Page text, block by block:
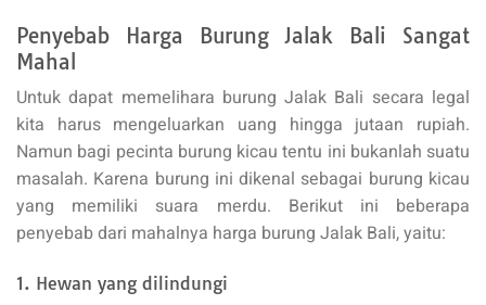
Penyebab Harga Burung Jalak Bali Sangat
Mahal
Untuk dapat memelihara burung Jalak Bali secara legal
kita harus mengeluarkan uang hingga jutaan rupiah.
Namun bagi pecinta burung kicau tentu ini bukanlah suatu
masalah. Karena burung ini dikenal sebagai burung kicau
yang memiliki suara merdu. Berikut ini beberapa
penyebab dari mahalnya harga burung Jalak Bali, yaitu:
1. Hewan yang dilindungi